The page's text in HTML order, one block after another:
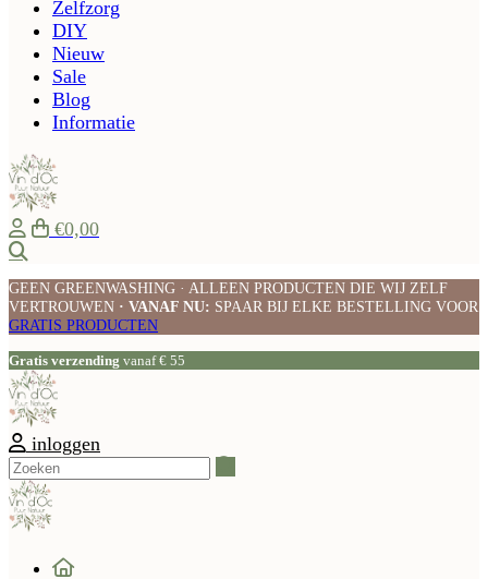
Zelfzorg
DIY
Nieuw
Sale
Blog
Informatie
€0,00
GEEN GREENWASHING · ALLEEN PRODUCTEN DIE WIJ ZELF
VERTROUWEN · VANAF NU: SPAAR BIJ ELKE BESTELLING VOOR
GRATIS PRODUCTEN
Gratis verzending vanaf € 55
inloggen